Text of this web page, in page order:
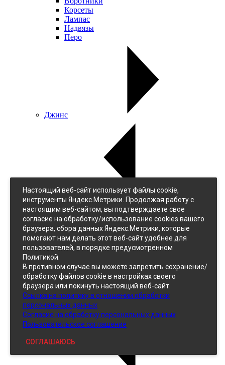
Корсеты
Лампас
Надвязы
Перо
Джинс
Джинс
Однотонный
Принтованный
Кожзам
Настоящий веб-сайт использует файлы cookie,
инструменты Яндекс.Метрики. Продолжая работу с
настоящим веб-сайтом, вы подтверждаете свое
согласие на обработку/использование cookies вашего
браузера, сбора данных Яндекс.Метрики, которые
помогают нам делать этот веб-сайт удобнее для
пользователей, в порядке предусмотренном
Политикой.
В противном случае вы можете запретить сохранение/
обработку файлов cookie в настройках своего
браузера или покинуть настоящий веб-сайт.
Ссылка на политику в отношении обработки
персональных данных
Согласие на обработку персональных данных
Пользовательское соглашение
СОГЛАШАЮСЬ